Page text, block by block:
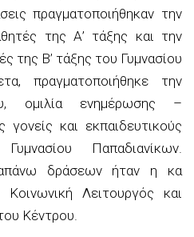
πραγματοποιήθηκαν την
της Α’ τάξης και την
της Β’ τάξης του Γυμνασίου
πραγματοποιήθηκε την
ομιλία ενημέρωσης –
γονείς και εκπαιδευτικούς
Παπαδιανίκων
δράσεων ήταν η κα
Λειτουργός και
Κέντρου.